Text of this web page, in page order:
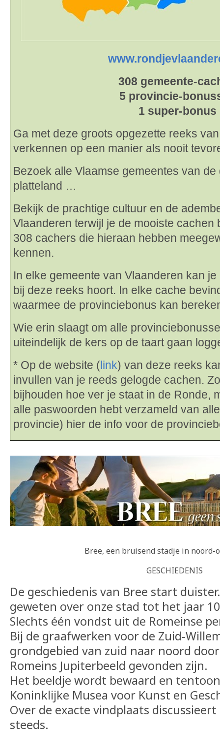
308 gemeente-
5 provincie-
1 super-bonus
Ga met deze groots opgezette reeks
verkennen op een manier als nooit
Bezoek alle Vlaamse gemeentes van
platteland …
Bekijk de prachtige cultuur en de
Vlaanderen terwijl je de mooiste cachen
308 cachers die hieraan hebben
kennen.
In elke gemeente van Vlaanderen kan
bij deze reeks hoort. In elke cache
waarmee de provinciebonus kan
Wie erin slaagt om alle
uiteindelijk de kers op de taart gaan
* Op de website (link) van deze reeks
invullen van je reeds gelogde cachen.
bijhouden hoe ver je staat in de Ronde,
alle paswoorden hebt verzameld van
provincie) hier de info voor de
Bree, een bruisend stadje in noord-
GESCHIEDENIS
De geschiedenis van Bree start
geweten over onze stad tot het jaar
Slechts één vondst uit de Romeinse
Bij de graafwerken voor de Zuid-
grondgebied van zuid naar noord
Romeins Jupiterbeeld gevonden zijn.
Het beeldje wordt bewaard en
Koninklijke Musea voor Kunst en
Over de exacte vindplaats
steeds.